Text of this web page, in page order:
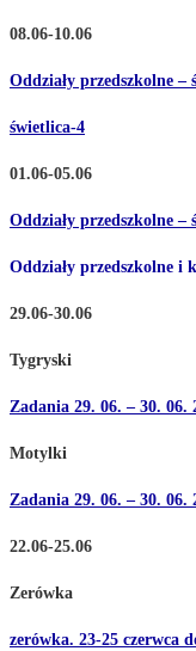
08.06-10.06
Oddziały przedszkolne –
świetlica-4
01.06-05.06
Oddziały przedszkolne –
Oddziały przedszkolne i
29.06-30.06
Tygryski
Zadania 29. 06. – 30. 06.
Motylki
Zadania 29. 06. – 30. 06.
22.06-25.06
Zerówka
zerówka. 23-25 czerwca